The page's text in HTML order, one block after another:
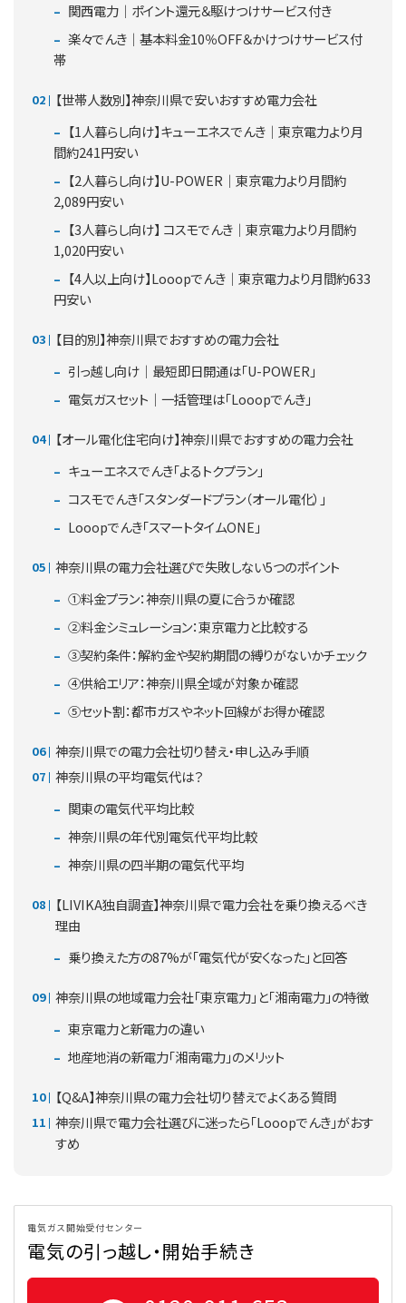
関西電力｜ポイント還元＆駆けつけサービス付き
楽々でんき｜基本料金10％OFF＆かけつけサービス付
帯
【世帯人数別】神奈川県で安いおすすめ電力会社
【1人暮らし向け】キューエネスでんき｜東京電力より月
間約241円安い
【2人暮らし向け】U-POWER｜東京電力より月間約
2,089円安い
【3人暮らし向け】 コスモでんき｜東京電力より月間約
1,020円安い
【4人以上向け】Looopでんき｜東京電力より月間約633
円安い
【目的別】神奈川県でおすすめの電力会社
引っ越し向け｜最短即日開通は「U-POWER」
電気ガスセット｜一括管理は「Looopでんき」
【オール電化住宅向け】神奈川県でおすすめの電力会社
キューエネスでんき「よるトクプラン」
コスモでんき「スタンダードプラン（オール電化）」
Looopでんき「スマートタイムONE」
神奈川県の電力会社選びで失敗しない5つのポイント
①料金プラン：神奈川県の夏に合うか確認
②料金シミュレーション：東京電力と比較する
③契約条件：解約金や契約期間の縛りがないかチェック
④供給エリア：神奈川県全域が対象か確認
⑤セット割：都市ガスやネット回線がお得か確認
神奈川県での電力会社切り替え・申し込み手順
神奈川県の平均電気代は？
関東の電気代平均比較
神奈川県の年代別電気代平均比較
神奈川県の四半期の電気代平均
【LIVIKA独自調査】神奈川県で電力会社を乗り換えるべき
理由
乗り換えた方の87%が「電気代が安くなった」と回答
神奈川県の地域電力会社「東京電力」と「湘南電力」の特徴
東京電力と新電力の違い
地産地消の新電力「湘南電力」のメリット
【Q&A】神奈川県の電力会社切り替えでよくある質問
神奈川県で電力会社選びに迷ったら「Looopでんき」がおす
すめ
電気ガス開始受付センター
電気の引っ越し・開始手続き